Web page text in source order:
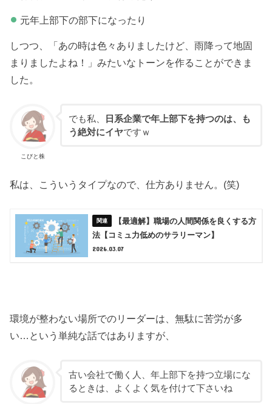
元年上部下の部下になったり
しつつ、「あの時は色々ありましたけど、雨降って地固
まりましたよね！」みたいなトーンを作ることができま
した。
こびと株
でも私、
日系企業で年上部下を持つのは、も
う絶対にイヤですｗ
私は、こういうタイプなので、仕方ありません。(笑)
【最適解】職場の人間関係を良くする方
法【コミュ力低めのサラリーマン】
2026.03.07
環境が整わない場所でのリーダーは、無駄に苦労が多
い…という単純な話ではありますが、
古い会社で働く人、年上部下を持つ立場にな
るときは、よくよく気を付けて下さいね